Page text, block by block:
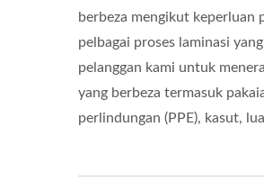
berbeza mengikut keperluan
pelbagai proses laminasi
pelanggan kami untuk
yang berbeza termasuk
perlindungan (PPE), kasut,